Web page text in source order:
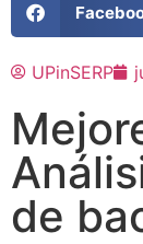
UPinSERP
de